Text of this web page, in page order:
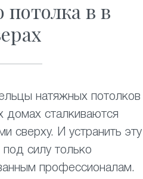
в в
натяжных потолков
домах сталкиваются
сверху. И устранить эту
под силу только
профессионалам.